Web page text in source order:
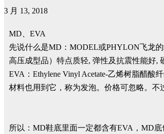
3 月 13, 2018
MD、EVA
先说什么是MD：MODEL或PHYLON飞龙
高压成型品）特点质轻, 弹性及抗震性能好,
EVA：Ethylene Vinyl Acetate-乙烯树脂醋
材料也用到它，称为发泡。价格可忽略。不
所以：MD鞋底里面一定都含有EVA，MD